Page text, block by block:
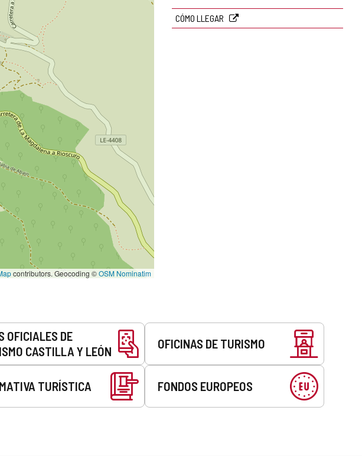
CÓMO LLEGAR
contributors. Geocoding ©OSM Nominatim
OFICIALES DE
CASTILLA Y LEÓN
OFICINAS DE TURISMO
TURÍSTICA FONDOS EUROPEOS